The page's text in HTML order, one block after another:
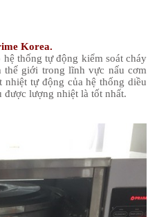
Korea.
thống tự động kiểm soát cháy
thế giới trong lĩnh vực nấu cơm
nhiệt tự động của hệ thống diều
được lượng nhiệt là tốt nhất.